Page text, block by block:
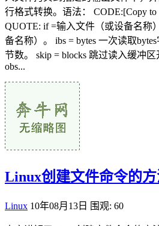
行格式转换。语法： CODE:[Copy to
QUOTE: if =输入文件（或设备名称
备名称）。 ibs = bytes 一次读取
节数。 skip = blocks 跳过读入缓冲区
obs...
Linux创建文件命令的
Linux 10年08月13日 围观: 60